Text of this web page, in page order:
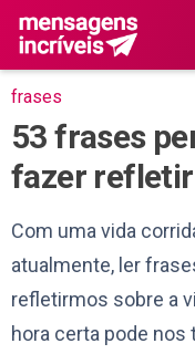
frases
53 frases
fazer
Com uma vida
atualmente, ler
refletirmos sobre a
hora certa pode